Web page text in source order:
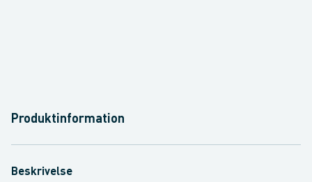
Produktinformation
Beskrivelse